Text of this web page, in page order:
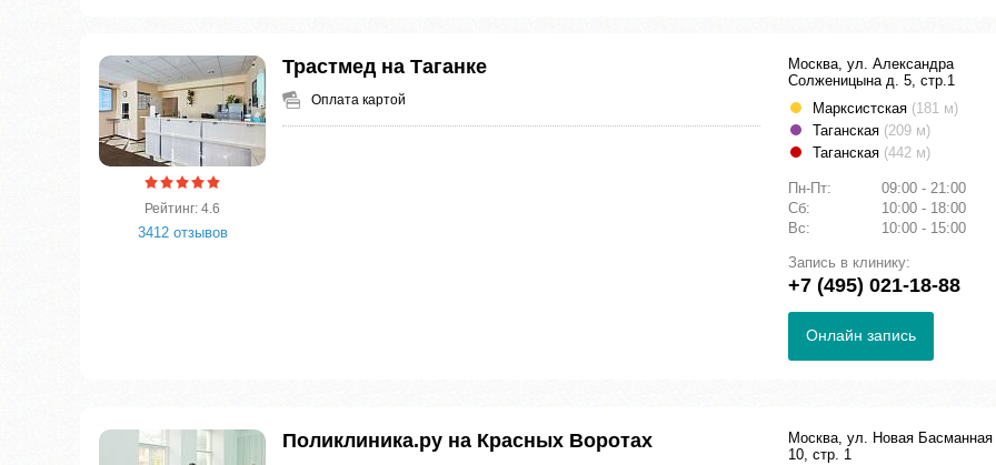
Рейтинг: 4.6
3412 отзывов
Трастмед на Таганке
Оплата картой
Москва, ул. Александра
Солженицына д. 5, стр.1
Марксистская (181 м)
Таганская (209 м)
Таганская (442 м)
Пн-Пт:
09:00 - 21:00
Сб:
10:00 - 18:00
Вс:
10:00 - 15:00
Запись в клинику:
+7 (495) 021-18-88
Онлайн запись
Поликлиника.ру на Красных Воротах
Москва, ул. Новая
10, стр. 1